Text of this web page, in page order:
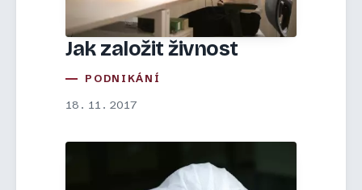
Jak založit živnost
PODNIKÁNÍ
18. 11. 2017